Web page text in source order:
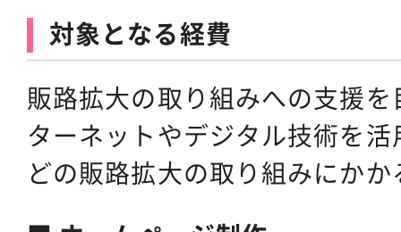
対象となる経費
販路拡大の取り組みへの支援
ターネットやデジタル技術を
どの販路拡大の取り組みにか